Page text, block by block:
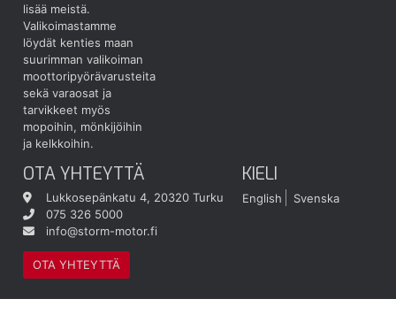
lisää meistä.
Valikoimastamme
löydät kenties maan
suurimman valikoiman
moottoripyörävarusteita
sekä varaosat ja
tarvikkeet myös
mopoihin, mönkijöihin
ja kelkkoihin.
OTA YHTEYTTÄ
Lukkosepänkatu 4, 20320 Turku
075 326 5000
info@storm-motor.fi
OTA YHTEYTTÄ
KIELI
English Svenska